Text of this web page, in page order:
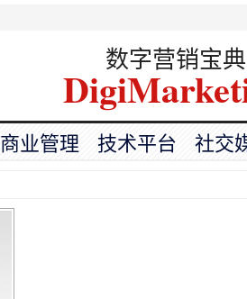
数字营销宝典
商业管理 技术平台 社交